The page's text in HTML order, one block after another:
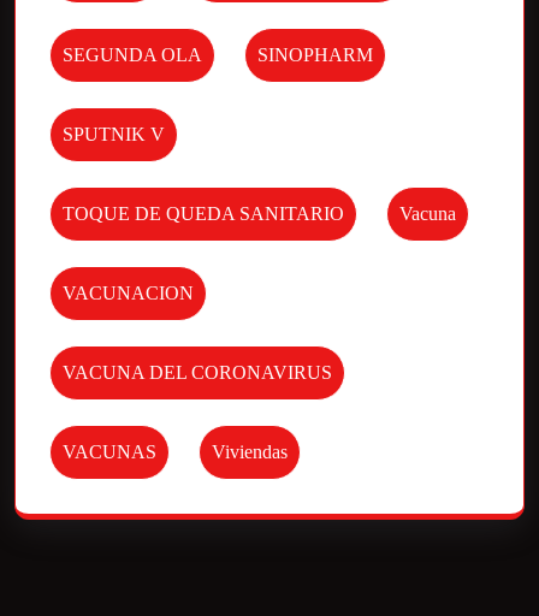
SEGUNDA OLA SINOPHARM
SPUTNIK V
TOQUE DE QUEDA SANITARIO Vacuna
VACUNACION
VACUNA DEL CORONAVIRUS
VACUNAS Viviendas